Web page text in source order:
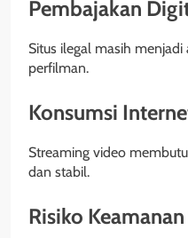
Pembajakan
Situs ilegal masih
perfilman.
Konsumsi
Streaming video
dan stabil.
Risiko